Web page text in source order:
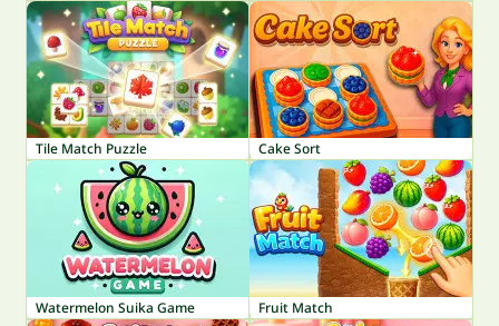
Tile Match Puzzle Cake Sort
Watermelon Suika Game Fruit Match